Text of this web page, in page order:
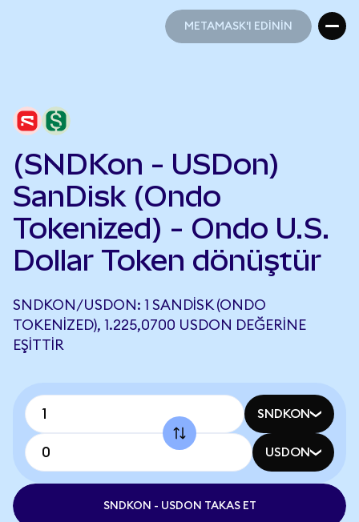
METAMASK'I EDİNİN
(SNDKon - USDon)
SanDisk (Ondo
Tokenized) - Ondo U.S.
Dollar Token dönüştür
SNDKON/USDON: 1 SANDISK (ONDO
TOKENIZED), 1.225,0700 USDON DEĞERINE
EŞITTIR
SNDKON
USDON
SNDKON - USDON TAKAS ET